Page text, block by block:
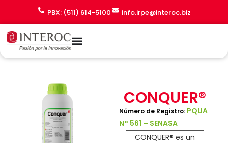
contenido
PBX: (511) 614-5100 info.irpe@interoc.biz
CONQUER®
Número de Registro: PQUA
N° 561 – SENASA
CONQUER® es un